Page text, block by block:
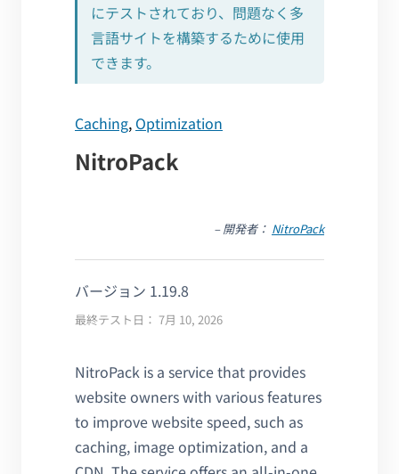
にテストされており、問題なく多
言語サイトを構築するために使用
できます。
Caching, Optimization
NitroPack
– 開発者： NitroPack
バージョン 1.19.8
最終テスト日： 7月 10, 2026
NitroPack is a service that provides
website owners with various features
to improve website speed, such as
caching, image optimization, and a